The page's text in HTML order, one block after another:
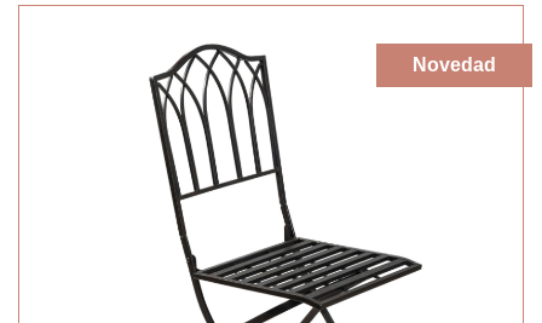
Novedad